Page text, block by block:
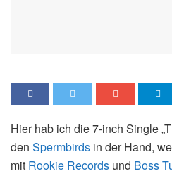
Hier hab ich die 7-inch Single
den Spermbirds in der Hand,
mit Rookie Records und Boss